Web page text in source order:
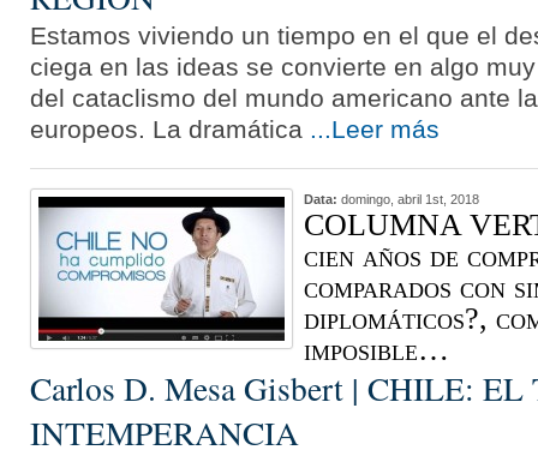
Estamos viviendo un tiempo en el que el
ciega en las ideas se convierte en algo
del cataclismo del mundo americano ante
europeos. La dramática ...Leer más
Data: domingo, abril 1st, 2018
COLUMNA
cien años de
comparados con
diplomáticos?,
imposible…
Carlos D. Mesa Gisbert | CHILE:
INTEMPERANCIA